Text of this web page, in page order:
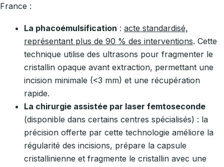
France :
La phacoémulsification : acte standardisé,
représentant plus de 90 % des interventions. Cette
technique utilise des ultrasons pour fragmenter le
cristallin opaque avant extraction, permettant une
incision minimale (<3 mm) et une récupération
rapide.
La chirurgie assistée par laser femtoseconde
(disponible dans certains centres spécialisés) : la
précision offerte par cette technologie améliore la
régularité des incisions, prépare la capsule
cristallinienne et fragmente le cristallin avec une